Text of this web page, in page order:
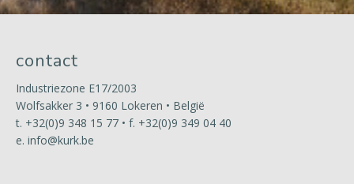
contact
Industriezone E17/2003
Wolfsakker 3 • 9160 Lokeren • België
t. +32(0)9 348 15 77 • f. +32(0)9 349 04 40
e. info@kurk.be